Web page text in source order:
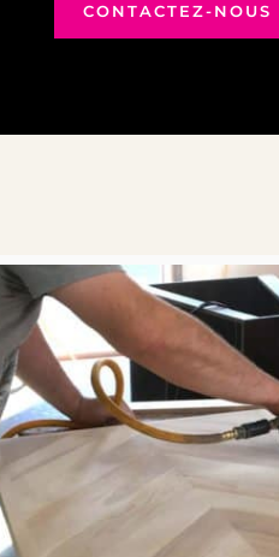
CONTACTEZ-NOUS